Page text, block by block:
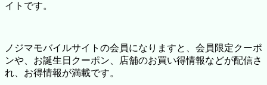
イトです。
ノジマモバイルサイトの会員になりますと、会員限定クーポ
ンや、お誕生日クーポン、店舗のお買い得情報などが配信さ
れ、お得情報が満載です。